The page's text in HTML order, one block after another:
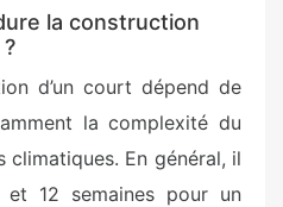
la construction
d’un court dépend de
la complexité du
En général, il
12 semaines pour un